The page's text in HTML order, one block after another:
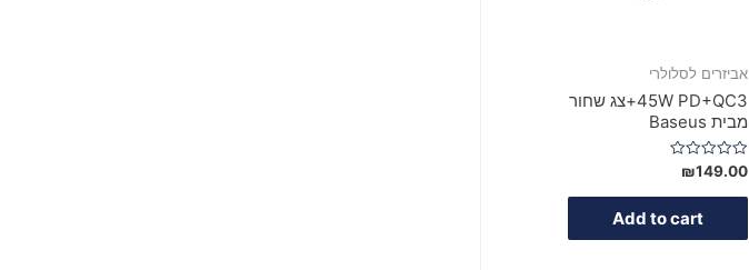
אביזרים לסלולרי
45W PD+QC3+צג שחור
מבית Baseus
Rated
0
out
₪149.00
Add to cart